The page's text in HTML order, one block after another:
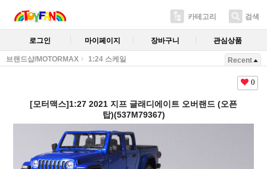
카테고리 검색
로그인 마이페이지 장바구니 관심상품
브랜드샵/MOTORMAX 1:24 스케일 Recent
0
[모터맥스]1:27 2021 지프 글래디에이트 오버랜드 (오픈
탑)(537M79367)